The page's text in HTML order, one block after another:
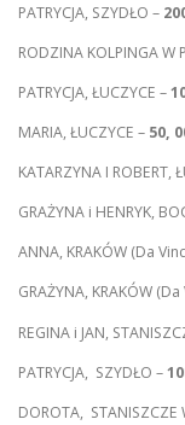
PATRYCJA, SZYDŁO –
RODZINA KOLPINGA W
PATRYCJA, ŁUCZYCE –
MARIA, ŁUCZYCE – 50,
KATARZYNA I ROBERT,
GRAŻYNA i HENRYK,
ANNA, KRAKÓW (Da
GRAŻYNA, KRAKÓW (Da
REGINA i JAN,
PATRYCJA, SZYDŁO –
DOROTA, STANISZCZE